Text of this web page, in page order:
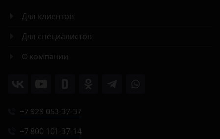
Для клиентов
Для специалистов
О компании
+7 929 053-37-37
+7 800 101-37-14